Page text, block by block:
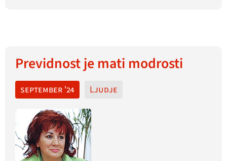
Previdnost je mati modrosti
september '24 Ljudje